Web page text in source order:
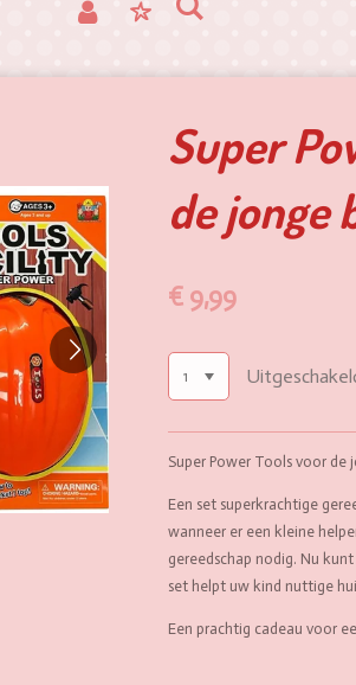
Super
de jonge
€ 9,99
Super Power Tools voor de
Een set superkrachtige
wanneer er een kleine
gereedschap nodig. Nu
set helpt uw ​​kind nuttige
Een prachtig cadeau voor